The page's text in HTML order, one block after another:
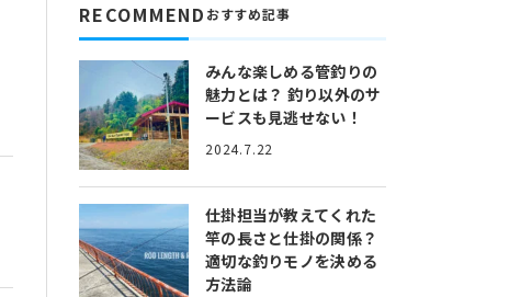
RECOMMEND おすすめ記事
みんな楽しめる管釣りの
魅力とは？ 釣り以外のサ
ービスも見逃せない！
2024.7.22
仕掛担当が教えてくれた
竿の長さと仕掛の関係？
適切な釣りモノを決める
方法論